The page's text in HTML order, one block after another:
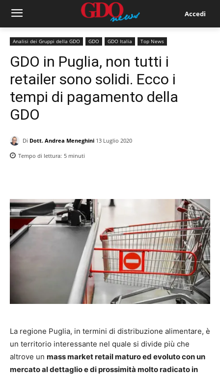
Accedi
Analisi dei Gruppi della GDO GDO GDO Italia Top News
GDO in Puglia, non tutti i
retailer sono solidi. Ecco i
tempi di pagamento della
GDO
Di Dott. Andrea Meneghini 13 Luglio 2020
Tempo di lettura: 5 minuti
La regione Puglia, in termini di distribuzione alimentare, è
un territorio interessante nel quale si divide più che
altrove un mass market retail maturo ed evoluto con un
mercato al dettaglio e di prossimità molto radicato in